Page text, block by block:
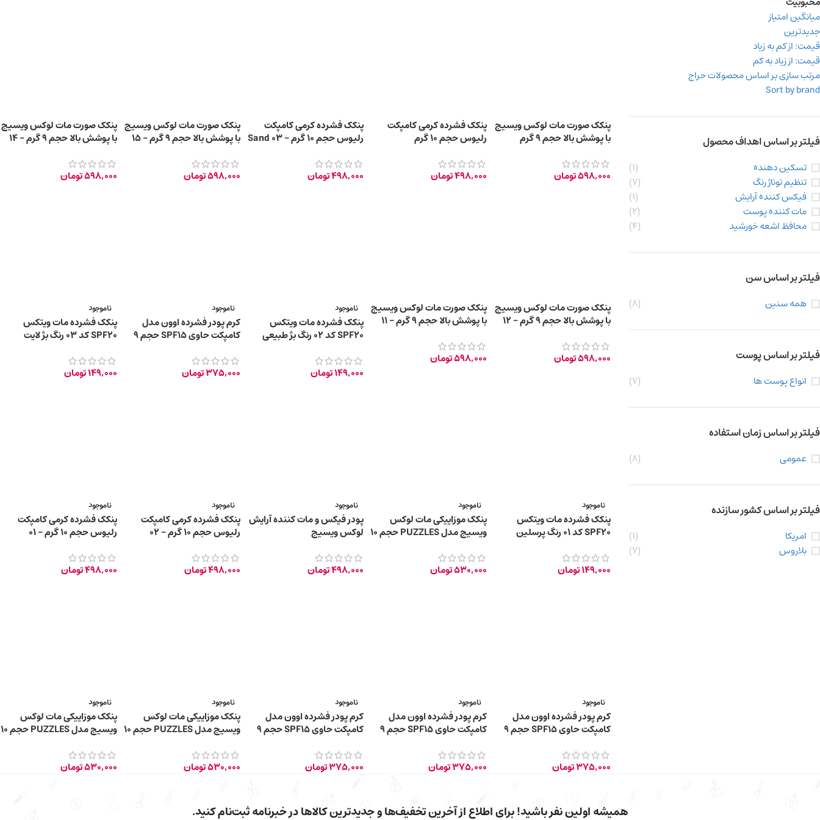
میانگین امتیاز
جدیدترین
قیمت: از کم به زیاد
قیمت: از زیاد به کم
مرتب سازی بر اساس محصولات حراج
Sort by brand
فیلتر بر اساس اهداف محصول
تسکین دهنده
(1)
تنظیم توناژ رنگ
(7)
فیکس کننده آرایش
(1)
مات کننده پوست
(2)
محافظ اشعه خورشید
(4)
فیلتر بر اساس سن
همه سنین (8)
فیلتر بر اساس پوست
انواع پوست ها (7)
فیلتر بر اساس زمان استفاده
عمومی (8)
فیلتر بر اساس کشور سازنده
امریکا
(1)
بلاروس
(7)
پنکک صورت مات لوکس ویسیج
با پوشش بالا حجم 9 گرم
598,000تومان
پنکک فشرده کرمی کامپکت
رلیوس حجم 10 گرم
498,000تومان
پنکک فشرده کرمی کامپکت
رلیوس حجم 10 گرم – 03 Sand
498,000تومان
پنکک صورت مات لوکس ویسیج
با پوشش بالا حجم 9 گرم – 15
598,000تومان
پنکک صورت مات لوکس ویسیج
با پوشش بالا حجم 9 گرم – 14
598,000تومان
پنکک صورت مات لوکس ویسیج
با پوشش بالا حجم 9 گرم – 12
598,000تومان
پنکک صورت مات لوکس ویسیج
با پوشش بالا حجم 9 گرم – 11
598,000تومان
ناموجود
پنکک فشرده مات ویتکس
SPF20 کد ۰۲ رنگ بژ طبیعی
149,000تومان
ناموجود
کرم پودر فشرده اوون مدل
کامپکت حاوی SPF15 حجم 9
375,000تومان
ناموجود
پنکک فشرده مات ویتکس
SPF20 کد ۰۳ رنگ بژ لایت
149,000تومان
ناموجود
پنکک فشرده مات ویتکس
SPF20 کد ۰۱ رنگ پرسلین
149,000تومان
ناموجود
پنکک موزاییکی مات لوکس
ویسیج مدل PUZZLES حجم 10
530,000تومان
ناموجود
پودر فیکس و مات کننده آرایش
لوکس ویسیج
498,000تومان
ناموجود
پنکک فشرده کرمی کامپکت
رلیوس حجم 10 گرم – 02
498,000تومان
ناموجود
پنکک فشرده کرمی کامپکت
رلیوس حجم 10 گرم – 01
498,000تومان
ناموجود
کرم پودر فشرده اوون مدل
کامپکت حاوی SPF15 حجم 9
375,000تومان
ناموجود
کرم پودر فشرده اوون مدل
کامپکت حاوی SPF15 حجم 9
375,000تومان
ناموجود
کرم پودر فشرده اوون مدل
کامپکت حاوی SPF15 حجم 9
375,000تومان
ناموجود
پنکک موزاییکی مات لوکس
ویسیج مدل PUZZLES حجم 10
530,000تومان
ناموجود
پنکک موزاییکی مات لوکس
ویسیج مدل PUZZLES حجم 10
530,000تومان
همیشه اولین نفر باشید! برای اطلاع از آخرین تخفیف‌ها و جدیدترین کالاها در خبرنامه ثبت‌نام کنید.